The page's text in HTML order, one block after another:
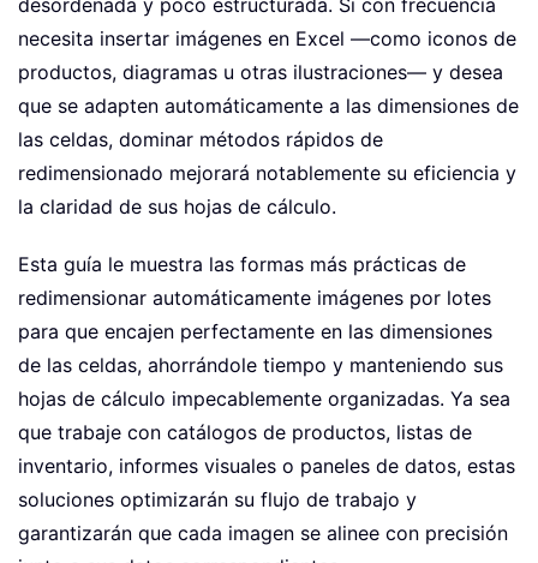
desordenada y poco estructurada. Si con frecuencia
necesita insertar imágenes en Excel —como iconos de
productos, diagramas u otras ilustraciones— y desea
que se adapten automáticamente a las dimensiones de
las celdas, dominar métodos rápidos de
redimensionado mejorará notablemente su eficiencia y
la claridad de sus hojas de cálculo.
Esta guía le muestra las formas más prácticas de
redimensionar automáticamente imágenes por lotes
para que encajen perfectamente en las dimensiones
de las celdas, ahorrándole tiempo y manteniendo sus
hojas de cálculo impecablemente organizadas. Ya sea
que trabaje con catálogos de productos, listas de
inventario, informes visuales o paneles de datos, estas
soluciones optimizarán su flujo de trabajo y
garantizarán que cada imagen se alinee con precisión